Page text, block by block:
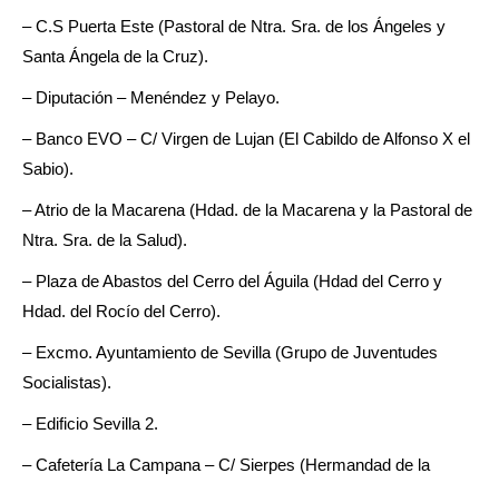
– C.S Puerta Este (Pastoral de Ntra. Sra. de los Ángeles y
Santa Ángela de la Cruz).
– Diputación – Menéndez y Pelayo.
– Banco EVO – C/ Virgen de Lujan (El Cabildo de Alfonso X el
Sabio).
– Atrio de la Macarena (Hdad. de la Macarena y la Pastoral de
Ntra. Sra. de la Salud).
– Plaza de Abastos del Cerro del Águila (Hdad del Cerro y
Hdad. del Rocío del Cerro).
– Excmo. Ayuntamiento de Sevilla (Grupo de Juventudes
Socialistas).
– Edificio Sevilla 2.
– Cafetería La Campana – C/ Sierpes (Hermandad de la